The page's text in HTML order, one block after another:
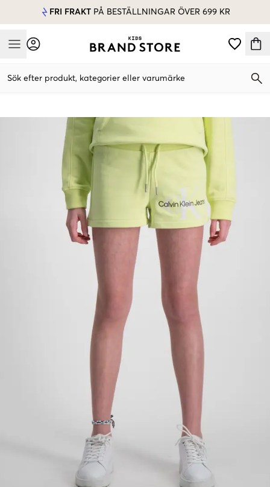
FRI FRAKT PÅ BESTÄLLNINGAR ÖVER 699 KR
Mobile Menu
Sök efter produkt, kategorier eller varumärke